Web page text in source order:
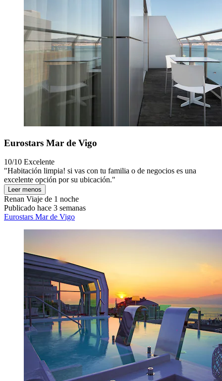
Eurostars Mar de Vigo
10/10 Excelente
"Habitación limpia! si vas con tu familia o de negocios es una
excelente opción por su ubicación."
Leer menos
Renan Viaje de 1 noche
Publicado hace 3 semanas
Eurostars Mar de Vigo